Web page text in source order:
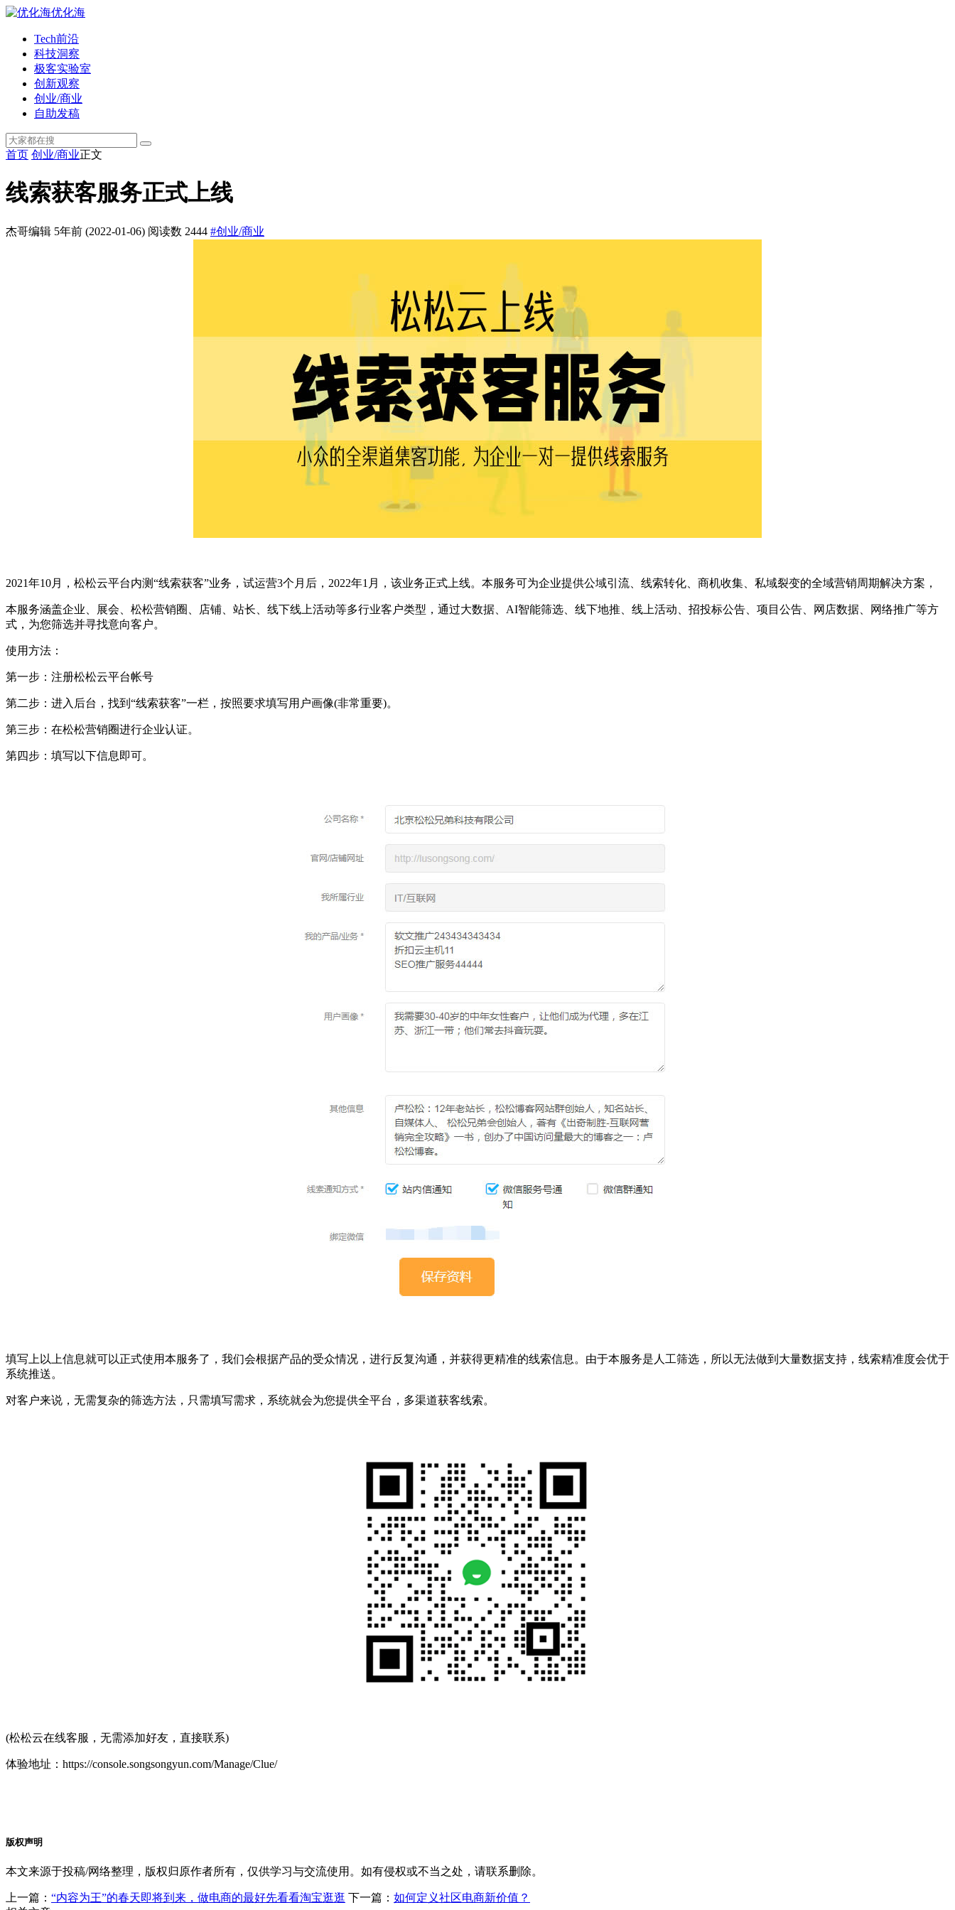
优化海
Tech前沿
科技洞察
极客实验室
创新观察
创业/商业
自助发稿
首页 创业/商业正文
线索获客服务正式上线
杰哥编辑 5年前 (2022-01-06) 阅读数 2444 #创业/商业
2021年10月，松松云平台内测“线索获客”业务，试运营3个月后，2022年1月，该业务正式上线。本服务可为企业提供公域引流、线索转化、商机收集、私域裂变的全域营销周期解决方案，
本服务涵盖企业、展会、松松营销圈、店铺、站长、线下线上活动等多行业客户类型，通过大数据、AI智能筛选、线下地推、线上活动、招投标公告、项目公告、网店数据、网络推广等方
式，为您筛选并寻找意向客户。
使用方法：
第一步：注册松松云平台帐号
第二步：进入后台，找到“线索获客”一栏，按照要求填写用户画像(非常重要)。
第三步：在松松营销圈进行企业认证。
第四步：填写以下信息即可。
填写上以上信息就可以正式使用本服务了，我们会根据产品的受众情况，进行反复沟通，并获得更精准的线索信息。由于本服务是人工筛选，所以无法做到大量数据支持，线索精准度会优于
系统推送。
对客户来说，无需复杂的筛选方法，只需填写需求，系统就会为您提供全平台，多渠道获客线索。
(松松云在线客服，无需添加好友，直接联系)
体验地址：https://console.songsongyun.com/Manage/Clue/
版权声明
本文来源于投稿/网络整理，版权归原作者所有，仅供学习与交流使用。如有侵权或不当之处，请联系删除。
上一篇： “内容为王”的春天即将到来，做电商的最好先看看淘宝逛逛 下一篇： 如何定义社区电商新价值？